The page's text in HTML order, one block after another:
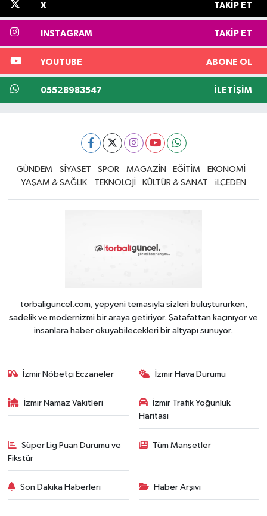
X TAKIP ET
INSTAGRAM TAKIP ET
YOUTUBE ABONE OL
05528983547 İLETIŞIM
GÜNDEM SİYASET SPOR MAGAZİN EĞİTİM
EKONOMİ
YAŞAM & SAĞLIK
TEKNOLOJİ KÜLTÜR & SANAT iLÇEDEN
torbaliguncel.com, yepyeni temasıyla sizleri buluştururken,
sadelik ve modernizmi bir araya getiriyor. Şatafattan kaçınıyor ve
insanlara haber okuyabilecekleri bir altyapı sunuyor.
İzmir Nöbetçi Eczaneler İzmir Hava Durumu
İzmir Namaz Vakitleri
İzmir Trafik Yoğunluk
Haritası
Süper Lig Puan Durumu ve
Fikstür
Tüm Manşetler
Son Dakika Haberleri Haber Arşivi